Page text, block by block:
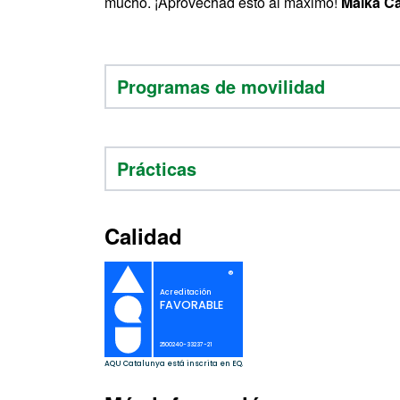
Programas de movilidad
Prácticas
Calidad